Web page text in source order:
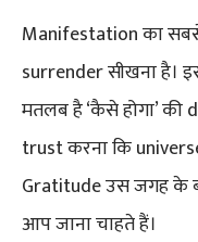
Manifestation का
surrender सीखना है।
मतलब है ‘कैसे होगा’
trust करना कि
Gratitude उस जगह के
आप जाना चाहते हैं।